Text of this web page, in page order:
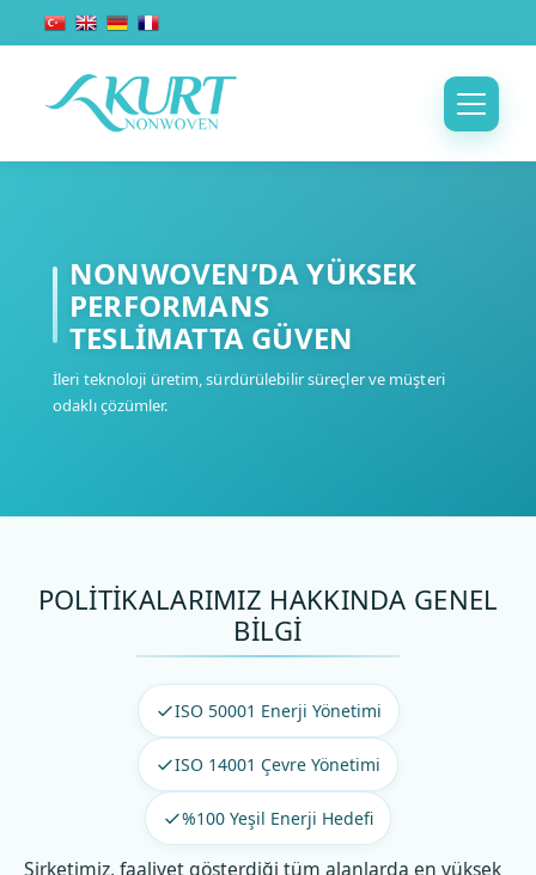
NONWOVEN’DA YÜKSEK
PERFORMANS
TESLİMATTA GÜVEN
İleri teknoloji üretim, sürdürülebilir süreçler ve müşteri
odaklı çözümler.
POLİTİKALARIMIZ HAKKINDA GENEL
BİLGİ
ISO 50001 Enerji Yönetimi
ISO 14001 Çevre Yönetimi
%100 Yeşil Enerji Hedefi
Şirketimiz, faaliyet gösterdiği tüm alanlarda en yüksek